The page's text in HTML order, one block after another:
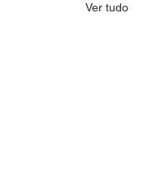
Ver tudo